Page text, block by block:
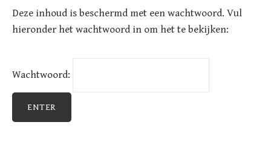
Deze inhoud is beschermd met een wachtwoord. Vul
hieronder het wachtwoord in om het te bekijken:
Wachtwoord: